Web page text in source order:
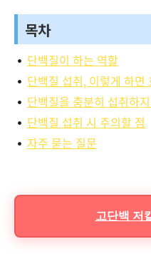
목차
단백질이 하는 역할
단백질 섭취, 이렇게 하면
단백질을 충분히 섭취하
단백질 섭취 시 주의할 점
자주 묻는 질문
고단백 저